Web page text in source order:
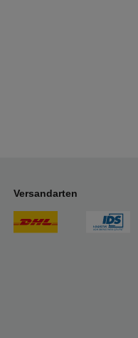
Versandarten